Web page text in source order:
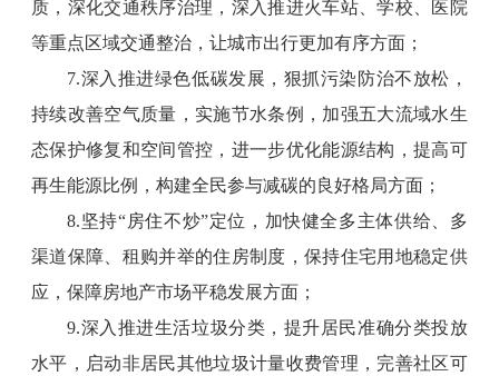
质，深化交通秩序治理，深入推进火车站、学校、医院
等重点区域交通整治，让城市出行更加有序方面；
7.深入推进绿色低碳发展，狠抓污染防治不放松，
持续改善空气质量，实施节水条例，加强五大流域水生
态保护修复和空间管控，进一步优化能源结构，提高可
再生能源比例，构建全民参与减碳的良好格局方面；
8.坚持“房住不炒”定位，加快健全多主体供给、多
渠道保障、租购并举的住房制度，保持住宅用地稳定供
应，保障房地产市场平稳发展方面；
9.深入推进生活垃圾分类，提升居民准确分类投放
水平，启动非居民其他垃圾计量收费管理，完善社区可